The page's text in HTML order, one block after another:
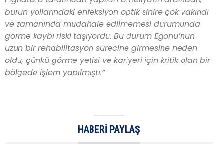
burun yollarındaki enfeksiyon optik sinire çok yakındı
ve zamanında müdahale edilmemesi durumunda
görme kaybı riski taşıyordu. Bu durum Egonu’nun
uzun bir rehabilitasyon sürecine girmesine neden
oldu, çünkü görme yetisi ve kariyeri için kritik olan bir
bölgede işlem yapılmıştı.”
HABERI PAYLAŞ